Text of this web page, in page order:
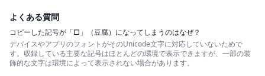
よくある質問
コピーした記号が「□」（豆腐）になってしまうのはなぜ？
デバイスやアプリのフォントがそのUnicode文字に対応していないためで
す。収録している主要な記号はほとんどの環境で表示できますが、一部の装
飾的な文字は環境によって表示されない場合があります。